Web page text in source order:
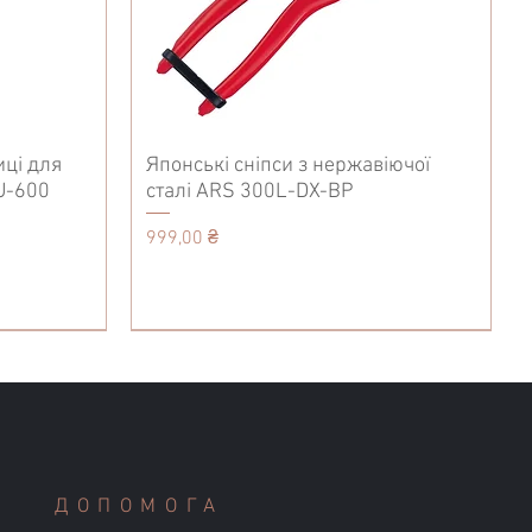
для
600
Японські сніпси з нержавіючої
сталі ARS 300L-DX-BP
Ціна
999,00 ₴
ДОПОМОГА